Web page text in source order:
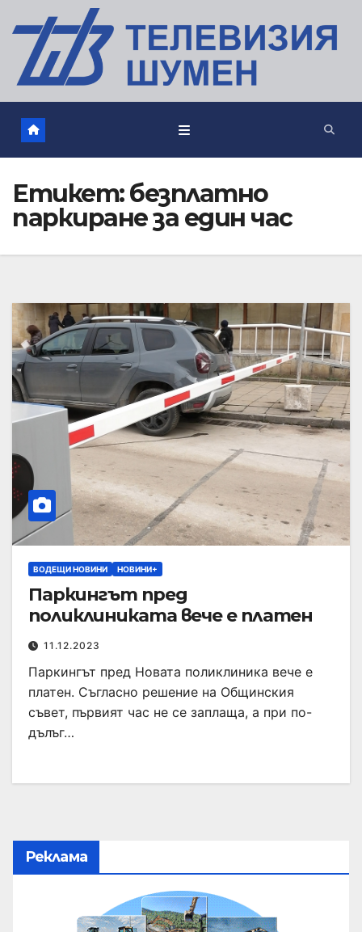
Етикет:безплатно
паркиране за един час
ВОДЕЩИ НОВИНИ НОВИНИ+
Паркингът пред
поликлиниката вече е платен
11.12.2023
Паркингът пред Новата поликлиника вече е
платен. Съгласно решение на Общинския
съвет, първият час не се заплаща, а при по-
дълъг…
Реклама